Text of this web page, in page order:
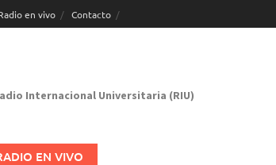
en vivo Contacto
Internacional Universitaria (RIU)
EN VIVO